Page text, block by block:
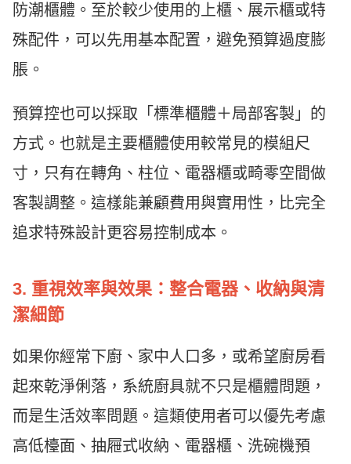
防潮櫃體。至於較少使用的上櫃、展示櫃或特
殊配件，可以先用基本配置，避免預算過度膨
脹。
預算控也可以採取「標準櫃體＋局部客製」的
方式。也就是主要櫃體使用較常見的模組尺
寸，只有在轉角、柱位、電器櫃或畸零空間做
客製調整。這樣能兼顧費用與實用性，比完全
追求特殊設計更容易控制成本。
3. 重視效率與效果：整合電器、收納與清
潔細節
如果你經常下廚、家中人口多，或希望廚房看
起來乾淨俐落，系統廚具就不只是櫃體問題，
而是生活效率問題。這類使用者可以優先考慮
高低檯面、抽屜式收納、電器櫃、洗碗機預